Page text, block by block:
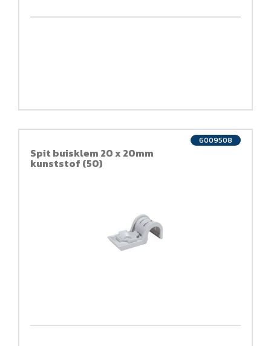
Spit buisklem 20 x 20mm
kunststof (50)
6009508